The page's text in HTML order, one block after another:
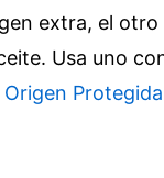
extra, el
Usa uno